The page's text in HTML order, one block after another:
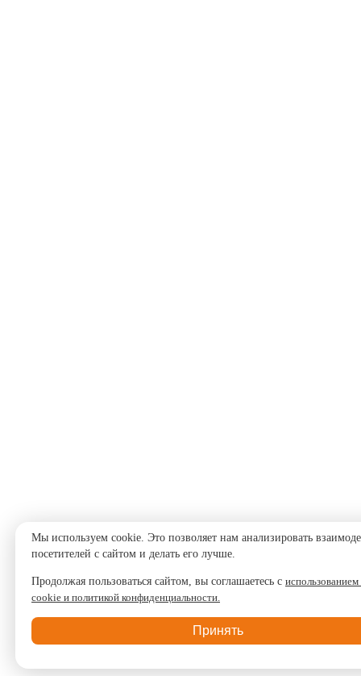
Мы используем cookie. Это позволяет нам анализировать
посетителей с сайтом и делать его лучше.
Продолжая пользоваться сайтом, вы соглашаетесь с
cookie и политикой конфиденциальности.
Принять